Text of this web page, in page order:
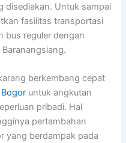
disediakan. Untuk sampai
fasilitas transportasi
bus reguler dengan
berkembang cepat
untuk angkutan
pribadi. Hal
pertambahan
yang berdampak pada